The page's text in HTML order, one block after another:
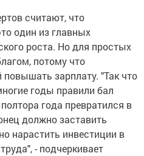
считают, что
один из главных
роста. Но для простых
потому что
повышать зарплату. "Так что
годы правили бал
года превратился в
должно заставить
нарастить инвестиции в
- подчеркивает